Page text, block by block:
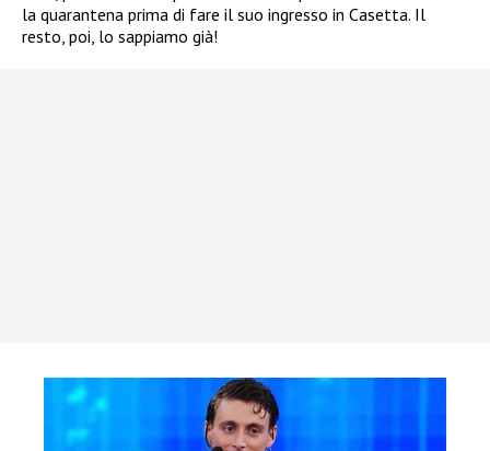
la quarantena prima di fare il suo ingresso in Casetta. Il
resto, poi, lo sappiamo già!